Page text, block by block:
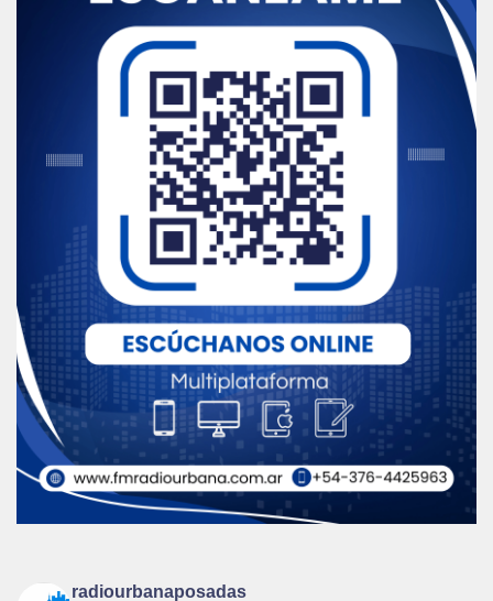
radiourbanaposadas